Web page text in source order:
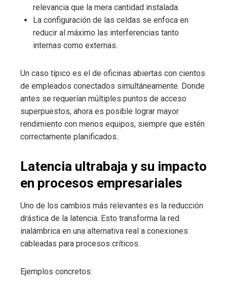
relevancia que la mera cantidad instalada.
La configuración de las celdas se enfoca en
reducir al máximo las interferencias tanto
internas como externas.
Un caso típico es el de oficinas abiertas con cientos
de empleados conectados simultáneamente. Donde
antes se requerían múltiples puntos de acceso
superpuestos, ahora es posible lograr mayor
rendimiento con menos equipos, siempre que estén
correctamente planificados.
Latencia ultrabaja y su impacto
en procesos empresariales
Uno de los cambios más relevantes es la reducción
drástica de la latencia. Esto transforma la red
inalámbrica en una alternativa real a conexiones
cableadas para procesos críticos.
Ejemplos concretos: